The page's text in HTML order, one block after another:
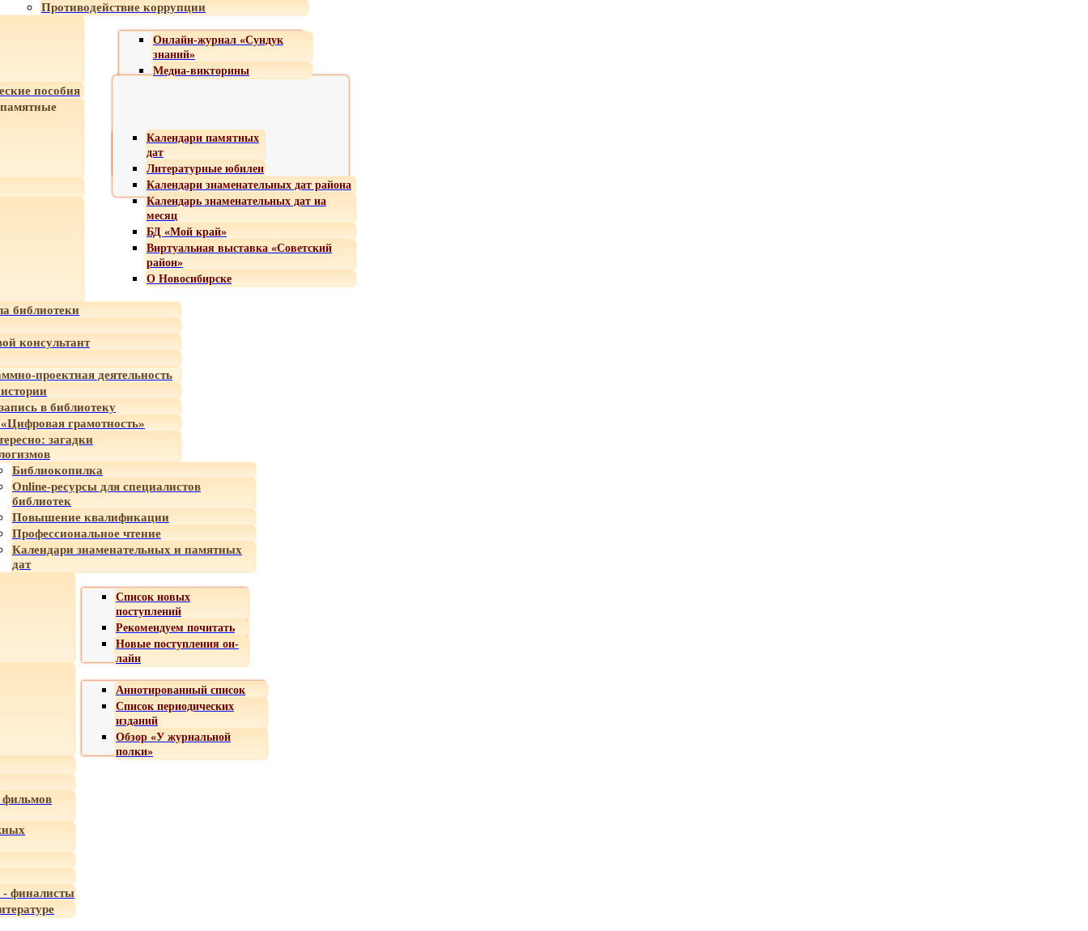
Противодействие коррупции
Онлайн-журнал «Сундук
знаний»
Медиа-викторины
пособия
Календари памятных
дат
Литературные юбилеи
Календари знаменательных дат района
Календарь знаменательных дат на
месяц
БД «Мой край»
Виртуальная выставка «Советский
район»
О Новосибирске
библиотеки
консультант
проектная деятельность
в библиотеку
грамотность»
загадки
Библиокопилка
Online-ресурсы для специалистов
библиотек
Повышение квалификации
Профессиональное чтение
Календари знаменательных и памятных
дат
Список новых
поступлений
Рекомендуем почитать
Новые поступления он-
лайн
Аннотированный список
Список периодических
изданий
Обзор «У журнальной
полки»
- финалисты